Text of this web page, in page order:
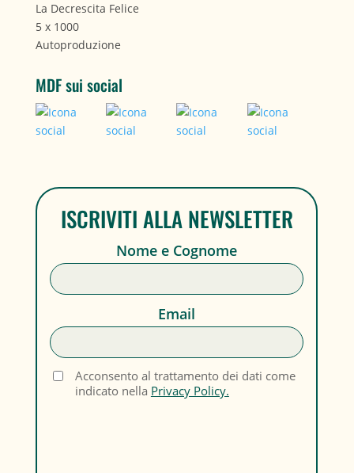
La Decrescita Felice
5 x 1000
Autoproduzione
MDF sui social
ISCRIVITI ALLA NEWSLETTER
Nome e Cognome
Email
Acconsento al trattamento dei dati come
indicato nella Privacy Policy.